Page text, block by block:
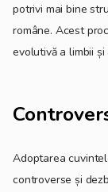
potrivi mai bine
române. Acest
evolutivă a limbii și
Adoptarea
controverse și